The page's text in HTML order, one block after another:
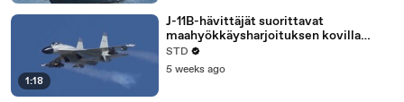
1:18
J-11B-hävittäjät suorittavat
maahyökkäysharjoituksen kovilla
ammuksilla Kiinassa
STD
5 weeks ago